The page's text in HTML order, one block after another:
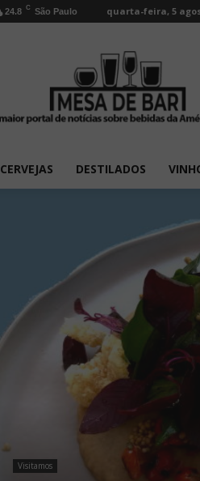
24.8 C São Paulo quarta-feira, 5
CERVEJAS DESTILADOS
Visitamos